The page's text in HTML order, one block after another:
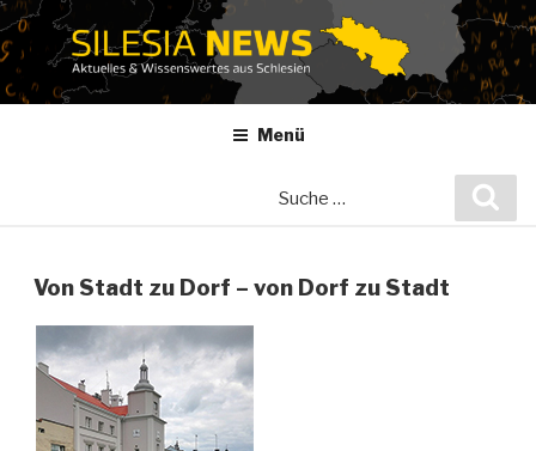
Zum
Inhalt
springen
Menü
Von Stadt zu Dorf – von Dorf zu Stadt